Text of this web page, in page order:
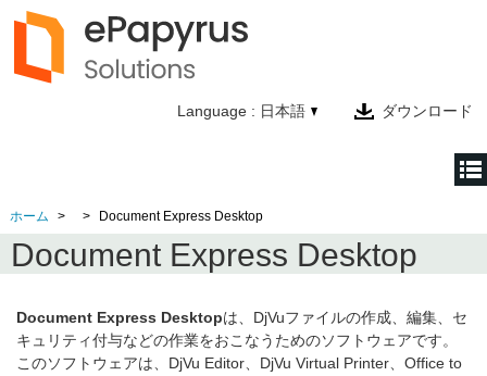
Language : 日本語 ダウンロード
ホーム
製品情報
テクノロジー
会社情報
ホーム Document Express Desktop
Document Express Desktop
Document Express Desktopは、DjVuファイルの作成、編集、セ
キュリティ付与などの作業をおこなうためのソフトウェアです。
このソフトウェアは、DjVu Editor、DjVu Virtual Printer、Office to